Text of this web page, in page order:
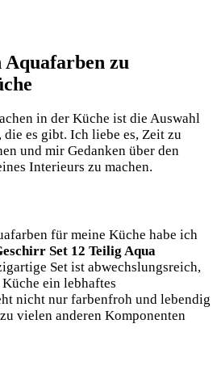
zu
​in der Küche ist die Auswahl
es gibt. Ich liebe es, ⁢Zeit zu
‌und mir Gedanken über den
Interieurs zu machen.
für⁣ meine Küche habe ‍ich⁣
Set 12 Teilig Aqua
Set ist abwechslungsreich,​
ein⁣ lebhaftes
nicht nur‍ farbenfroh⁣ und lebendig
vielen ‌anderen Komponenten